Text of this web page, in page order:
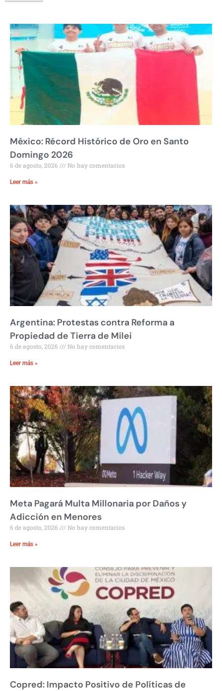
México: Récord Histórico de Oro en Santo
Domingo 2026
6 de agosto, 2026 No hay comentarios
Leer más »
Argentina: Protestas contra Reforma a
Propiedad de Tierra de Milei
6 de agosto, 2026 No hay comentarios
Leer más »
Meta Pagará Multa Millonaria por Daños y
Adicción en Menores
6 de agosto, 2026 No hay comentarios
Leer más »
Copred: Impacto Positivo de Políticas de